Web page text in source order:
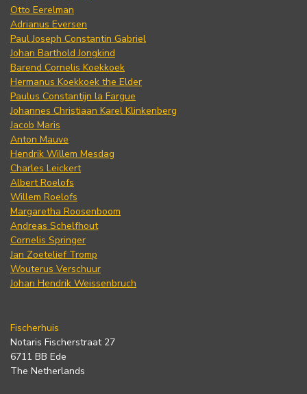
Otto Eerelman
Adrianus Eversen
Paul Joseph Constantin Gabriel
Johan Barthold Jongkind
Barend Cornelis Koekkoek
Hermanus Koekkoek the Elder
Paulus Constantijn la Fargue
Johannes Christiaan Karel Klinkenberg
Jacob Maris
Anton Mauve
Hendrik Willem Mesdag
Charles Leickert
Albert Roelofs
Willem Roelofs
Margaretha Roosenboom
Andreas Schelfhout
Cornelis Springer
Jan Zoetelief Tromp
Wouterus Verschuur
Johan Hendrik Weissenbruch
Fischerhuis
Notaris Fischerstraat 27
6711 BB Ede
The Netherlands